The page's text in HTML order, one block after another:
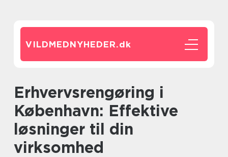
VILDMEDNYHEDER.dk
Erhvervsrengøring i
København: Effektive
løsninger til din
virksomhed